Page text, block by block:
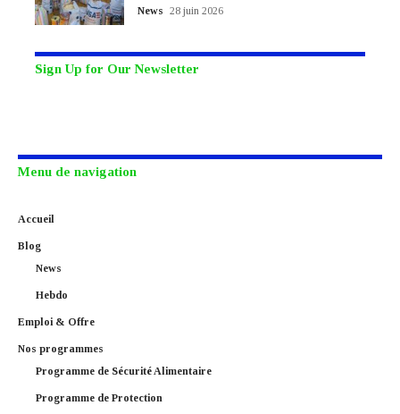
News 28 juin 2026
Sign Up for Our Newsletter
Menu de navigation
Accueil
Blog
News
Hebdo
Emploi & Offre
Nos programmes
Programme de Sécurité Alimentaire​
Programme de Protection